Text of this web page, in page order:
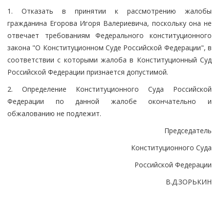
1. Отказать в принятии к рассмотрению жалобы
гражданина Егорова Игоря Валериевича, поскольку она не
отвечает требованиям Федерального конституционного
закона "О Конституционном Суде Российской Федерации", в
соответствии с которыми жалоба в Конституционный Суд
Российской Федерации признается допустимой.
2. Определение Конституционного Суда Российской
Федерации по данной жалобе окончательно и
обжалованию не подлежит.
Председатель
Конституционного Суда
Российской Федерации
В.Д.ЗОРЬКИН